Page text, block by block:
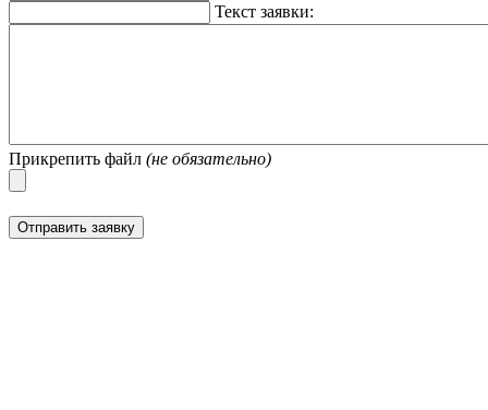
Текст заявки:
Прикрепить файл (не обязательно)
Отправить заявку